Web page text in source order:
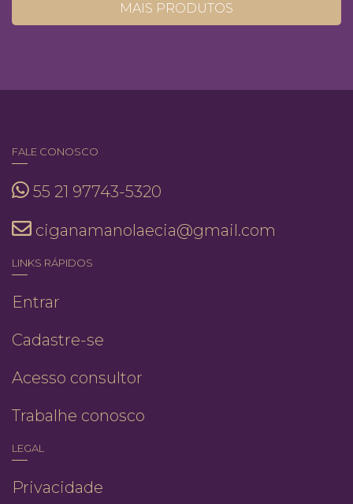
MAIS PRODUTOS
FALE CONOSCO
55 21 97743-5320
ciganamanolaecia@gmail.com
LINKS RÁPIDOS
Entrar
Cadastre-se
Acesso consultor
Trabalhe conosco
LEGAL
Privacidade